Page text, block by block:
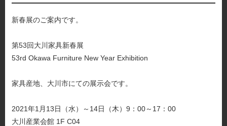
新春展のご案内です。
第53回大川家具新春展
53rd Okawa Furniture New Year Exhibition
家具産地、大川市にての展示会です。
2021年1月13日（水）～14日（木）9：00～17：00
大川産業会館 1F C04